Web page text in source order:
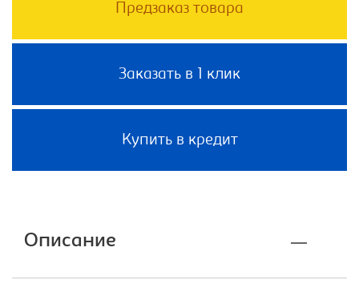
Предзаказ товара
Заказать в 1 клик
Купить в кредит
Описание